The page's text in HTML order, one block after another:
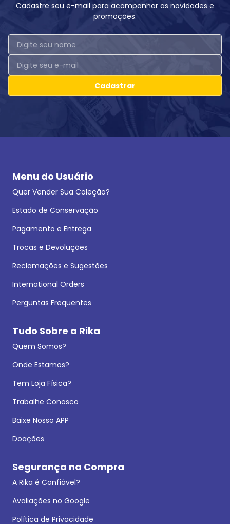
Cadastre seu e-mail para acompanhar as novidades e
promoções.
Cadastrar
Menu do Usuário
Quer Vender Sua Coleção?
Estado de Conservação
Pagamento e Entrega
Trocas e Devoluções
Reclamações e Sugestões
International Orders
Perguntas Frequentes
Tudo Sobre a Rika
Quem Somos?
Onde Estamos?
Tem Loja Física?
Trabalhe Conosco
Baixe Nosso APP
Doações
Segurança na Compra
A Rika é Confiável?
Avaliações no Google
Política de Privacidade